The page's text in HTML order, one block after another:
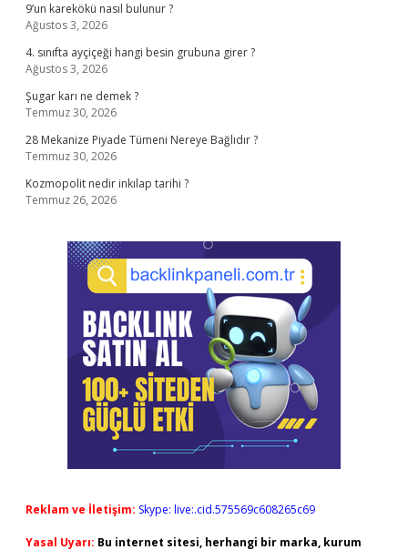
9’un karekökü nasıl bulunur ?
Ağustos 3, 2026
4. sınıfta ayçiçeği hangi besin grubuna girer ?
Ağustos 3, 2026
Şugar karı ne demek ?
Temmuz 30, 2026
28 Mekanize Piyade Tümeni Nereye Bağlıdır ?
Temmuz 30, 2026
Kozmopolit nedir inkılap tarihi ?
Temmuz 26, 2026
Reklam ve İletişim: Skype: live:.cid.575569c608265c69
Yasal Uyarı: Bu internet sitesi, herhangi bir marka, kurum